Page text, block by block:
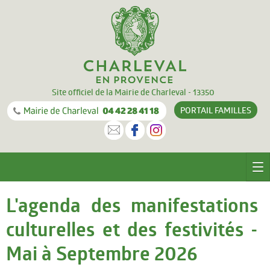
Site officiel de la Mairie de Charleval - 13350
PORTAIL FAMILLES
Le village
Equipements
L'agenda des manifestations
culturelles et des festivités -
Mai à Septembre 2026